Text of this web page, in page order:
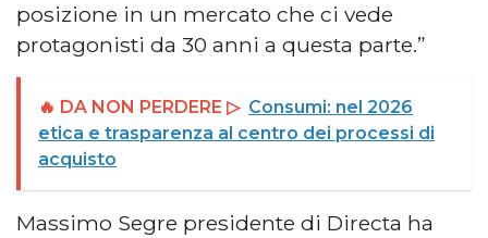
posizione in un mercato che ci vede
protagonisti da 30 anni a questa parte.”
🔥 DA NON PERDERE ▷ Consumi: nel 2026
etica e trasparenza al centro dei processi di
acquisto
Massimo Segre presidente di Directa ha